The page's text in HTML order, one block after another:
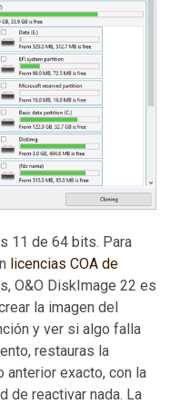
11 de 64 bits. Para
licencias COA de
O&O DiskImage 22 es
la imagen del
y ver si algo falla
restauras la
anterior exacto, con la
de reactivar nada. La